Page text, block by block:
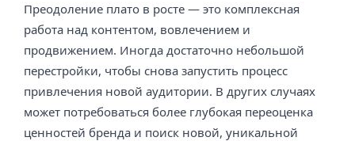
Преодоление плато в росте — это комплексная
работа над контентом, вовлечением и
продвижением. Иногда достаточно небольшой
перестройки, чтобы снова запустить процесс
привлечения новой аудитории. В других случаях
может потребоваться более глубокая переоценка
ценностей бренда и поиск новой, уникальной